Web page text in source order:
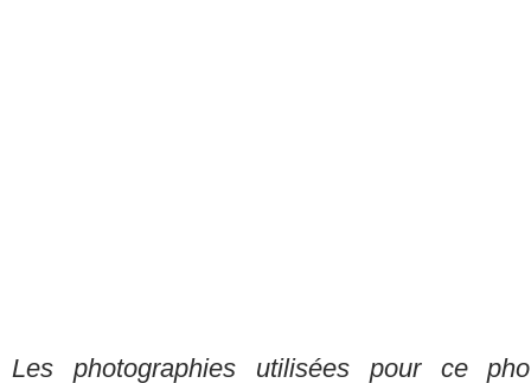
Les photographies utilisées pour ce